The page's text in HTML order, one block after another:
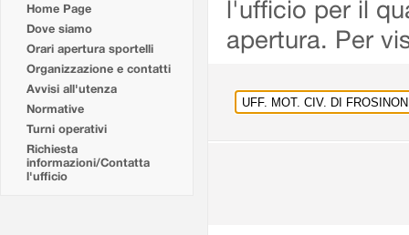
Home Page
Dove siamo
Orari apertura sportelli
Organizzazione e contatti
Avvisi all'utenza
Normative
Turni operativi
Richiesta
informazioni/Contatta
l'ufficio
l'ufficio per il
apertura. Per